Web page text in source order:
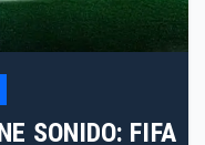
SONIDO: FIFA